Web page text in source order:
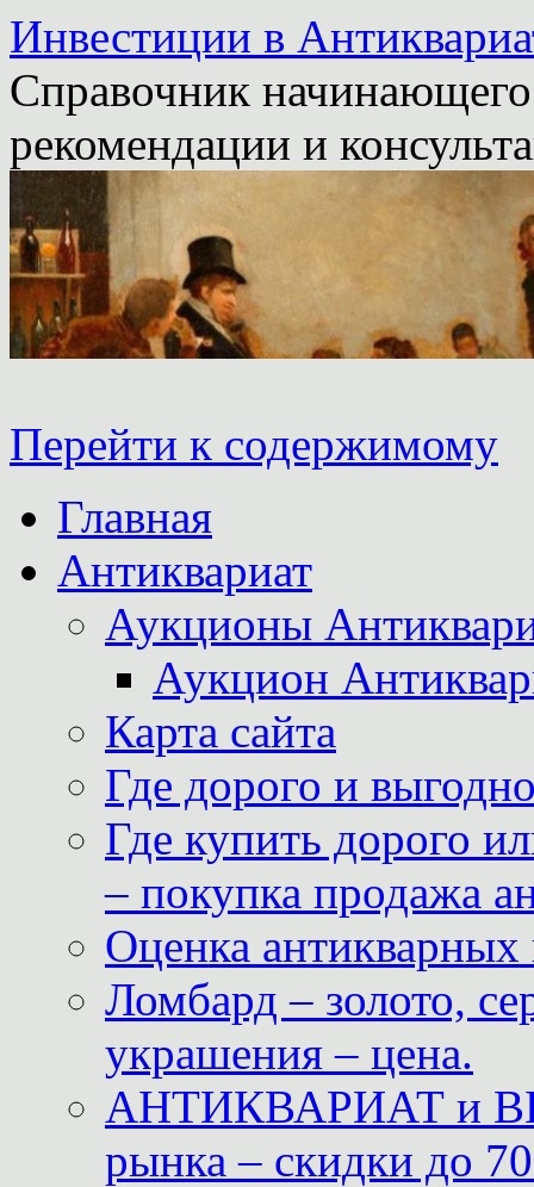
Инвестиции в
Справочник
рекомендации и
Перейти к содержимому
Главная
Антиквариат
Аукционы
Аукцион
Карта сайта
Где дорого и
Где купить дорого
– покупка продажа
Оценка антикварных
Ломбард – золото,
украшения – цена.
АНТИКВАРИАТ и
рынка – скидки до